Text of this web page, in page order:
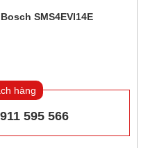
Bosch SMS4EVI14E
hàng
595 566